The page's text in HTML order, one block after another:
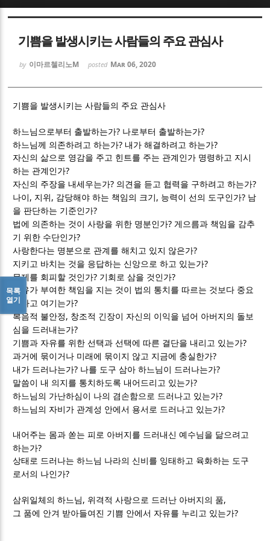
기쁨을 발생시키는 사람들의 주요 관심사
by 이마르첼리노M posted Mar 06, 2020
기쁨을 발생시키는 사람들의 주요 관심사
하느님으로부터 출발하는가? 나로부터 출발하는가?
하느님께 의존하려고 하는가? 내가 해결하려고 하는가?
자신의 삶으로 영감을 주고 힌트를 주는 관계인가 명령하고 지시
하는 관계인가?
자신의 주장을 내세우는가? 의견을 듣고 협력을 구하려고 하는가?
나이 , 지위 , 감당해야 하는 책임의 크기 , 능력이 선의 도구인가? 남
을 판단하는 기준인가?
법에 의존하는 것이 사랑을 위한 명분인가?게으름과 책임을 감추
기 위한 수단인가?
사랑한다는 명분으로 관계를 해치고 있지 않은가?
지키고 바치는 것을 응답하는 신앙으로 하고 있는가?
문제를 회피할 것인가? 기회로 삼을 것인가?
자유가 부여한 책임을 지는 것이 법의 통치를 따르는 것보다 중요
하다고 여기는가?
복음적 불안정 , 창조적 긴장이 자신의 이익을 넘어 아버지의 돌보
심을 드러내는가?
기쁨과 자유를 위한 선택과 선택에 따른 결단을 내리고 있는가?
과거에 묶이거나 미래에 묶이지 않고 지금에 충실한가?
내가 드러나는가? 나를 도구 삼아 하느님이 드러나는가?
말씀이 내 의지를 통치하도록 내어드리고 있는가?
하느님의 가난하심이 나의 겸손함으로 드러나고 있는가?
하느님의 자비가 관계성 안에서 용서로 드러나고 있는가?
내어주는 몸과 쏟는 피로 아버지를 드러내신 예수님을 닮으려고
하는가?
상태로 드러나는 하느님 나라의 신비를 잉태하고 육화하는 도구
로서의 나인가?
삼위일체의 하느님 , 위격적 사랑으로 드러난 아버지의 품,
그 품에 안겨 받아들여진 기쁨 안에서 자유를 누리고 있는가?
목록
열기
Sketchbook5, 스케치북5
Sketchbook5, 스케치북5
Sketchbook5, 스케치북5
Sketchbook5, 스케치북5